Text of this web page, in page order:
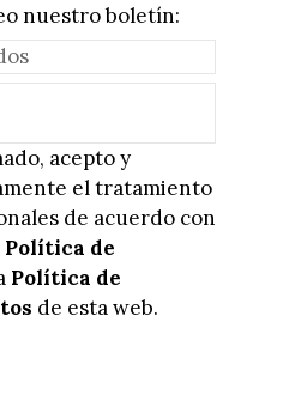
nuestro boletín:
acepto y
el tratamiento
de acuerdo con
Política de
Política de
de esta web.